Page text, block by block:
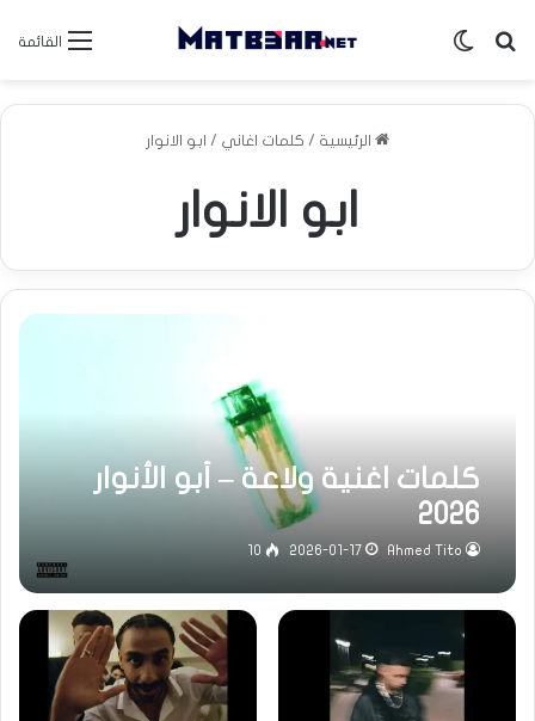
القائمة بحث عنالوضع المظلم
الرئيسية / كلمات اغاني / ابو الانوار
ابو الانوار
كلمات اغنية ولاعة – أبو الأنوار
2026
Ahmed Tito
2026-01-17
10